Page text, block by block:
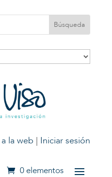
la web | Iniciar sesión
0 elementos